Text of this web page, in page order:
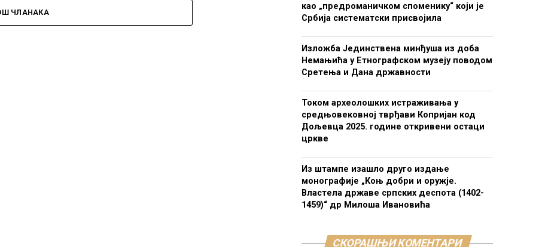
ЧЛАНАКА
као „предроманичком споменику“ који је
Србија систематски присвојила
Изложба Јединствена минђуша из доба
Немањића у Етнографском музеју поводом
Сретења и Дана државности
Током археолошких истраживања у
средњовековној тврђави Копријан код
Дољевца 2025. године откривени остаци
цркве
Из штампе изашло друго издање
монографије „Коњ добри и оружје.
Властела државе српских деспота (1402-
1459)“ др Милоша Ивановића
СКОРАШЊИ КОМЕНТАРИ